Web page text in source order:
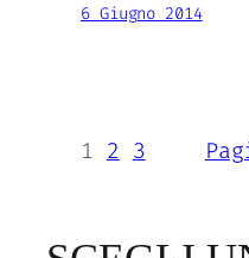
6 Giugno 2014
1 2 3